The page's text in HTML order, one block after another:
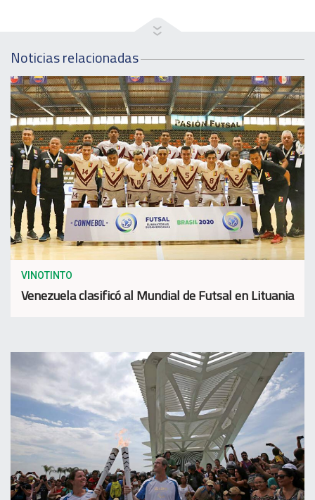
Noticias relacionadas
VINOTINTO
Venezuela clasificó al Mundial de Futsal en Lituania